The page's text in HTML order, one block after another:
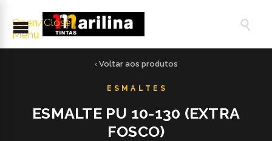
Open/Close
Menu

‹ Voltar aos produtos
ESMALTE PU 10-130 (EXTRA
FOSCO)